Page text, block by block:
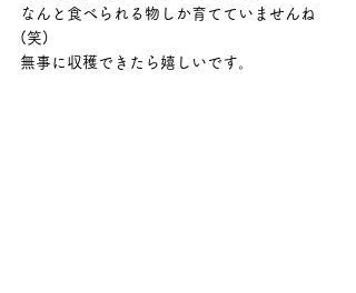
なんと食べられる物しか育てていませんね
(笑)
無事に収穫できたら嬉しいです。